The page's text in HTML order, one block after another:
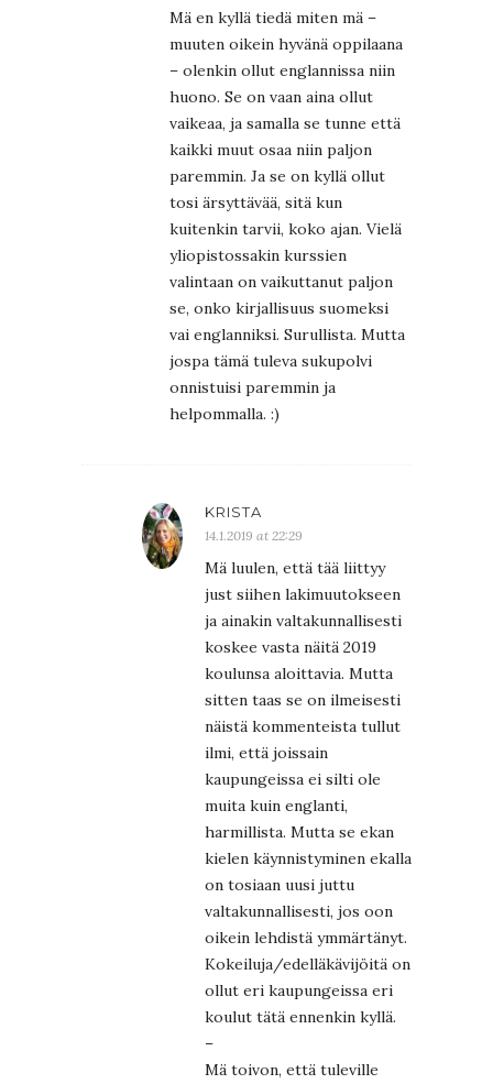
Mä en kyllä tiedä miten mä –
muuten oikein hyvänä oppilaana
– olenkin ollut englannissa niin
huono. Se on vaan aina ollut
vaikeaa, ja samalla se tunne että
kaikki muut osaa niin paljon
paremmin. Ja se on kyllä ollut
tosi ärsyttävää, sitä kun
kuitenkin tarvii, koko ajan. Vielä
yliopistossakin kurssien
valintaan on vaikuttanut paljon
se, onko kirjallisuus suomeksi
vai englanniksi. Surullista. Mutta
jospa tämä tuleva sukupolvi
onnistuisi paremmin ja
helpommalla. :)
KRISTA
14.1.2019 at 22:29
Mä luulen, että tää liittyy
just siihen lakimuutokseen
ja ainakin valtakunnallisesti
koskee vasta näitä 2019
koulunsa aloittavia. Mutta
sitten taas se on ilmeisesti
näistä kommenteista tullut
ilmi, että joissain
kaupungeissa ei silti ole
muita kuin englanti,
harmillista. Mutta se ekan
kielen käynnistyminen ekalla
on tosiaan uusi juttu
valtakunnallisesti, jos oon
oikein lehdistä ymmärtänyt.
Kokeiluja/edelläkävijöitä on
ollut eri kaupungeissa eri
koulut tätä ennenkin kyllä.
–
Mä toivon, että tuleville